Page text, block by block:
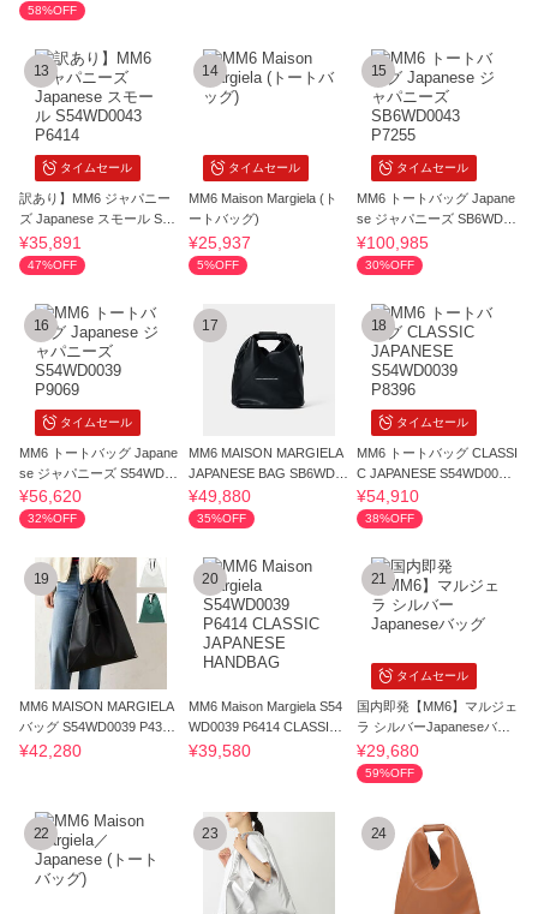
58%OFF
タイムセール
13
訳あり】MM6 ジャパニー
ズ Japanese スモール S54
WD0043 P6414
¥35,891
47%OFF
タイムセール
14
MM6 Maison Margiela (ト
ートバッグ)
¥25,937
5%OFF
タイムセール
15
MM6 トートバッグ Japane
se ジャパニーズ SB6WD00
43 P7255
¥100,985
30%OFF
タイムセール
16
MM6 トートバッグ Japane
se ジャパニーズ S54WD00
39 P9069
¥56,620
32%OFF
17
MM6 MAISON MARGIELA
JAPANESE BAG SB6WD00
26 P4313 T8013 BLACK
¥49,880
35%OFF
タイムセール
18
MM6 トートバッグ CLASSI
C JAPANESE S54WD0039
P8396
¥54,910
38%OFF
19
MM6 MAISON MARGIELA
バッグ S54WD0039 P4313
JAPANESE BAG
¥42,280
20
MM6 Maison Margiela S54
WD0039 P6414 CLASSIC J
APANESE HANDBAG
¥39,580
タイムセール
21
国内即発【MM6】マルジェ
ラ シルバーJapaneseバッ
グ
¥29,680
59%OFF
22 23 24